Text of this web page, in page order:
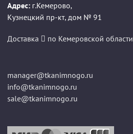
Адрес: г.Кемерово,
Кузнецкий пр-кт, дом № 91
Доставка по Кемеровской области
manager@tkanimnogo.ru
info@tkanimnogo.ru
sale@tkanimnogo.ru